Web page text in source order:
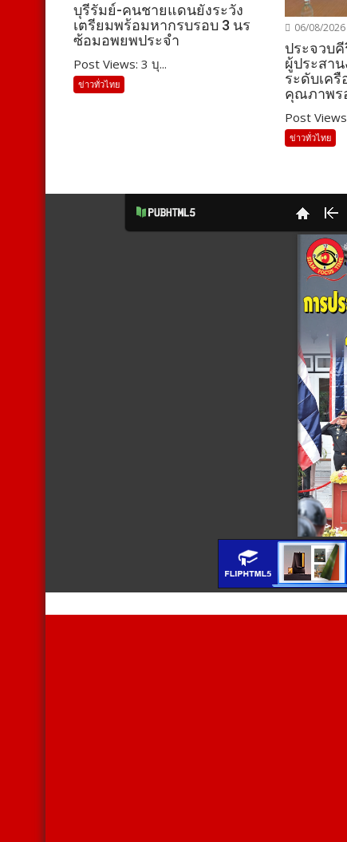
บุรีรัมย์-คนชายแดนยังระวัง
เตรียมพร้อมหากรบรอบ 3 นร
ซ้อมอพยพประจำ
Post Views: 3 บุ...
ข่าวทั่วไทย
06/08/2026
ประจวบ
ผู้ประสา
ระดับเค
คุณภาพร
Post
ข่าวทั่วไทย